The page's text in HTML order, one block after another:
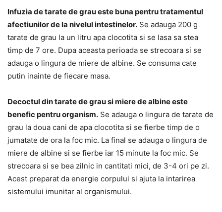
Infuzia de tarate de grau este buna pentru tratamentul
afectiunilor de la nivelul intestinelor. Se adauga 200 g
tarate de grau la un litru apa clocotita si se lasa sa stea
timp de 7 ore. Dupa aceasta perioada se strecoara si se
adauga o lingura de miere de albine. Se consuma cate
putin inainte de fiecare masa.
Decoctul din tarate de grau si miere de albine este
benefic pentru organism. Se adauga o lingura de tarate de
grau la doua cani de apa clocotita si se fierbe timp de o
jumatate de ora la foc mic. La final se adauga o lingura de
miere de albine si se fierbe iar 15 minute la foc mic. Se
strecoara si se bea zilnic in cantitati mici, de 3-4 ori pe zi.
Acest preparat da energie corpului si ajuta la intarirea
sistemului imunitar al organismului.